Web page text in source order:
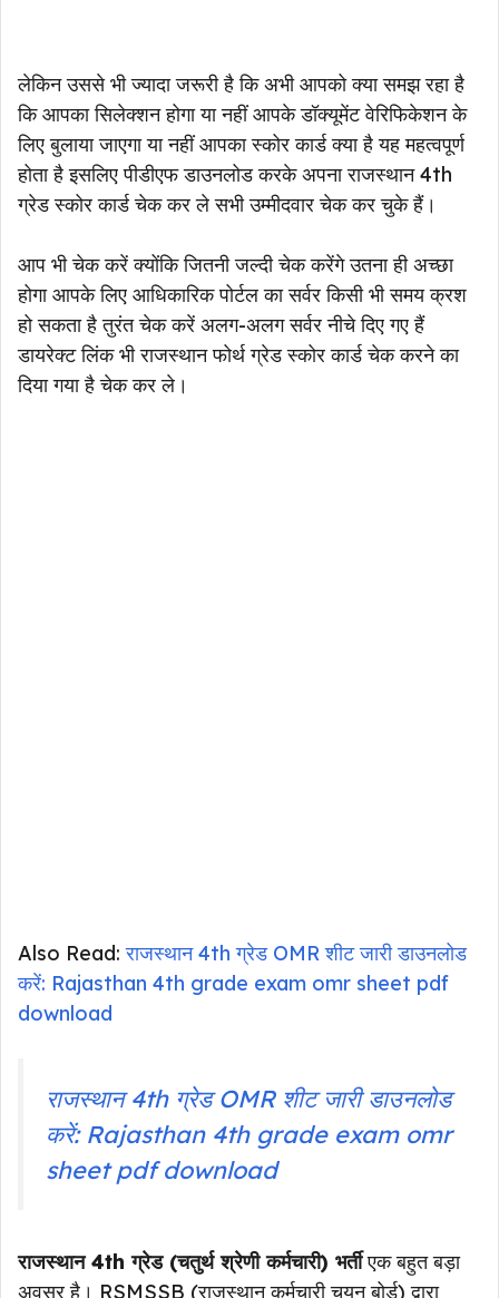
लेकिन उससे भी ज्यादा जरूरी है कि अभी आपको क्या समझ रहा है
कि आपका सिलेक्शन होगा या नहीं आपके डॉक्यूमेंट वेरिफिकेशन के
लिए बुलाया जाएगा या नहीं आपका स्कोर कार्ड क्या है यह महत्वपूर्ण
होता है इसलिए पीडीएफ डाउनलोड करके अपना राजस्थान 4th
ग्रेड स्कोर कार्ड चेक कर ले सभी उम्मीदवार चेक कर चुके हैं।
आप भी चेक करें क्योंकि जितनी जल्दी चेक करेंगे उतना ही अच्छा
होगा आपके लिए आधिकारिक पोर्टल का सर्वर किसी भी समय क्रश
हो सकता है तुरंत चेक करें अलग-अलग सर्वर नीचे दिए गए हैं
डायरेक्ट लिंक भी राजस्थान फोर्थ ग्रेड स्कोर कार्ड चेक करने का
दिया गया है चेक कर ले।
Also Read:राजस्थान 4th ग्रेड OMR शीट जारी डाउनलोड
करें: Rajasthan 4th grade exam omr sheet pdf
download
राजस्थान 4th ग्रेड OMR शीट जारी डाउनलोड
करें: Rajasthan 4th grade exam omr
sheet pdf download
राजस्थान 4th ग्रेड (चतुर्थ श्रेणी कर्मचारी) भर्तीएक बहुत बड़ा
अवसर है। RSMSSB (राजस्थान कर्मचारी चयन बोर्ड) द्वारा